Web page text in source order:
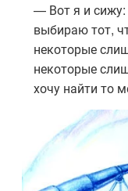
— Вот я и
выбираю тот,
некоторые
некоторые
хочу найти то